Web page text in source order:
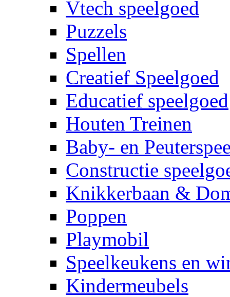
Vtech speelgoed
Puzzels
Spellen
Creatief Speelgoed
Educatief speelgoed
Houten Treinen
Baby- en
Constructie
Knikkerbaan &
Poppen
Playmobil
Speelkeukens en
Kindermeubels